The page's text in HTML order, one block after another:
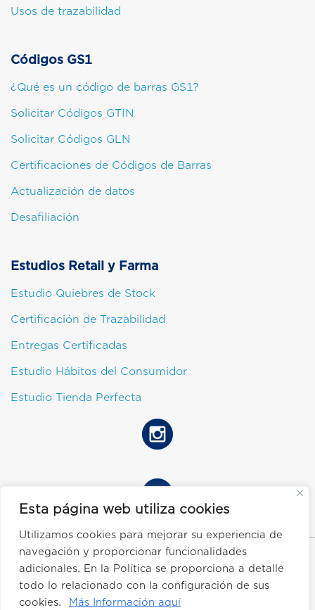
Esta página web utiliza cookies
Utilizamos cookies para mejorar su experiencia de
navegación y proporcionar funcionalidades
adicionales. En la Política se proporciona a detalle
todo lo relacionado con la configuración de sus
cookies.
Más Información aquí
Usos de trazabilidad
Códigos GS1
¿Qué es un código de barras GS1?
Solicitar Códigos GTIN
Solicitar Códigos GLN
Certificaciones de Códigos de Barras
Actualización de datos
Desafiliación
Estudios Retail y Farma
Estudio Quiebres de Stock
Certificación de Trazabilidad
Entregas Certificadas
Estudio Hábitos del Consumidor
Estudio Tienda Perfecta
GS1 Ecuador ® 2025 Todos los derechos reservados
Términos y Condiciones